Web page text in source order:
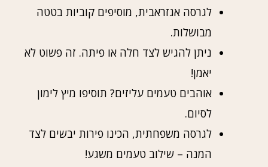
לגרסה אגזראבית, מוסיפים קוביות בטטה
מבושלות.
ניתן להגיש לצד חלה או פיתה. זה פשוט לא
יאמן!
אוהבים טעמים עליזים? תוסיפו מיץ לימון
לסיום.
לגרסה משפחתית, הכינו פירות יבשים לצד
המנה – שילוב טעמים משגע!